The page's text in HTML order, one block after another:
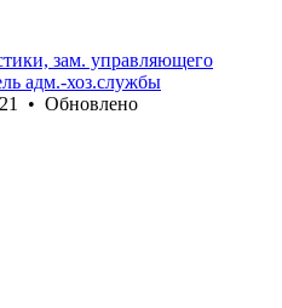
зам. управляющего
адм.-хоз.службы
• Обновлено